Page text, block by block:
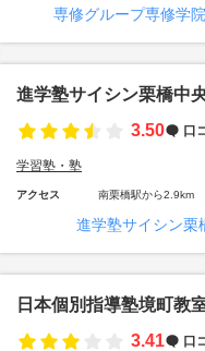
専修グループ専修学
進学塾サイシン栗橋中
3.50
口
学習塾・塾
アクセス 南栗橋駅から2.9km
進学塾サイシン栗
日本個別指導塾境町教
3.41
口